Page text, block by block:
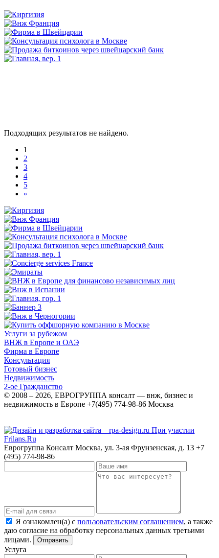
Подходящих результатов не найдено.
1
2
3
4
5
»
Услуги за рубежом
ВНЖ в Европе и ОАЭ
Фирма в Европе
Консультация
Готовый бизнес
Недвижимость
2-ое Гражданство
© 2008 – 2026, ЕВРОГРУППА консалт — внж, бизнес и
недвижимость в Европе +7(495) 774-98-86 Москва
При участии
Frilans.Ru
Еврогруппа Консалт Москва, ул. 3-ая Фрунзенская, д. 13 +7
(495) 774-98-86
Я ознакомлен(а) с пользовательским соглашением, а также
даю согласие на обработку персональных данных третьими
лицами.
Отправить
Услуга